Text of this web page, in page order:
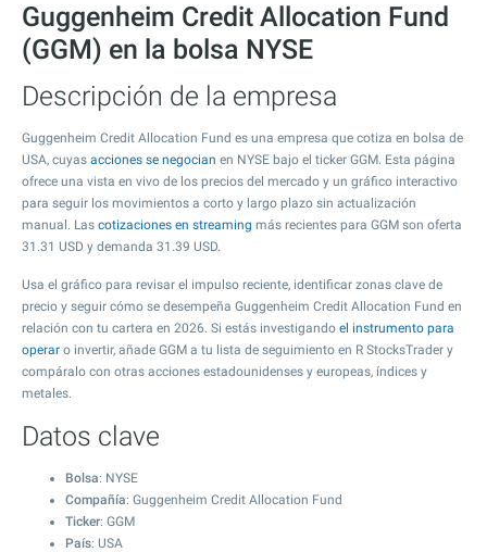
Guggenheim Credit Allocation Fund
(GGM) en la bolsa NYSE
Descripción de la empresa
Guggenheim Credit Allocation Fund es una empresa que cotiza en bolsa de
USA, cuyas acciones se negocian en NYSE bajo el ticker GGM. Esta página
ofrece una vista en vivo de los precios del mercado y un gráfico interactivo
para seguir los movimientos a corto y largo plazo sin actualización
manual. Las cotizaciones en streaming más recientes para GGM son oferta
31.31 USD y demanda 31.39 USD.
Usa el gráfico para revisar el impulso reciente, identificar zonas clave de
precio y seguir cómo se desempeña Guggenheim Credit Allocation Fund en
relación con tu cartera en 2026. Si estás investigando el instrumento para
operar o invertir, añade GGM a tu lista de seguimiento en R StocksTrader y
compáralo con otras acciones estadounidenses y europeas, índices y
metales.
Datos clave
Bolsa: NYSE
Compañía: Guggenheim Credit Allocation Fund
Ticker: GGM
País: USA